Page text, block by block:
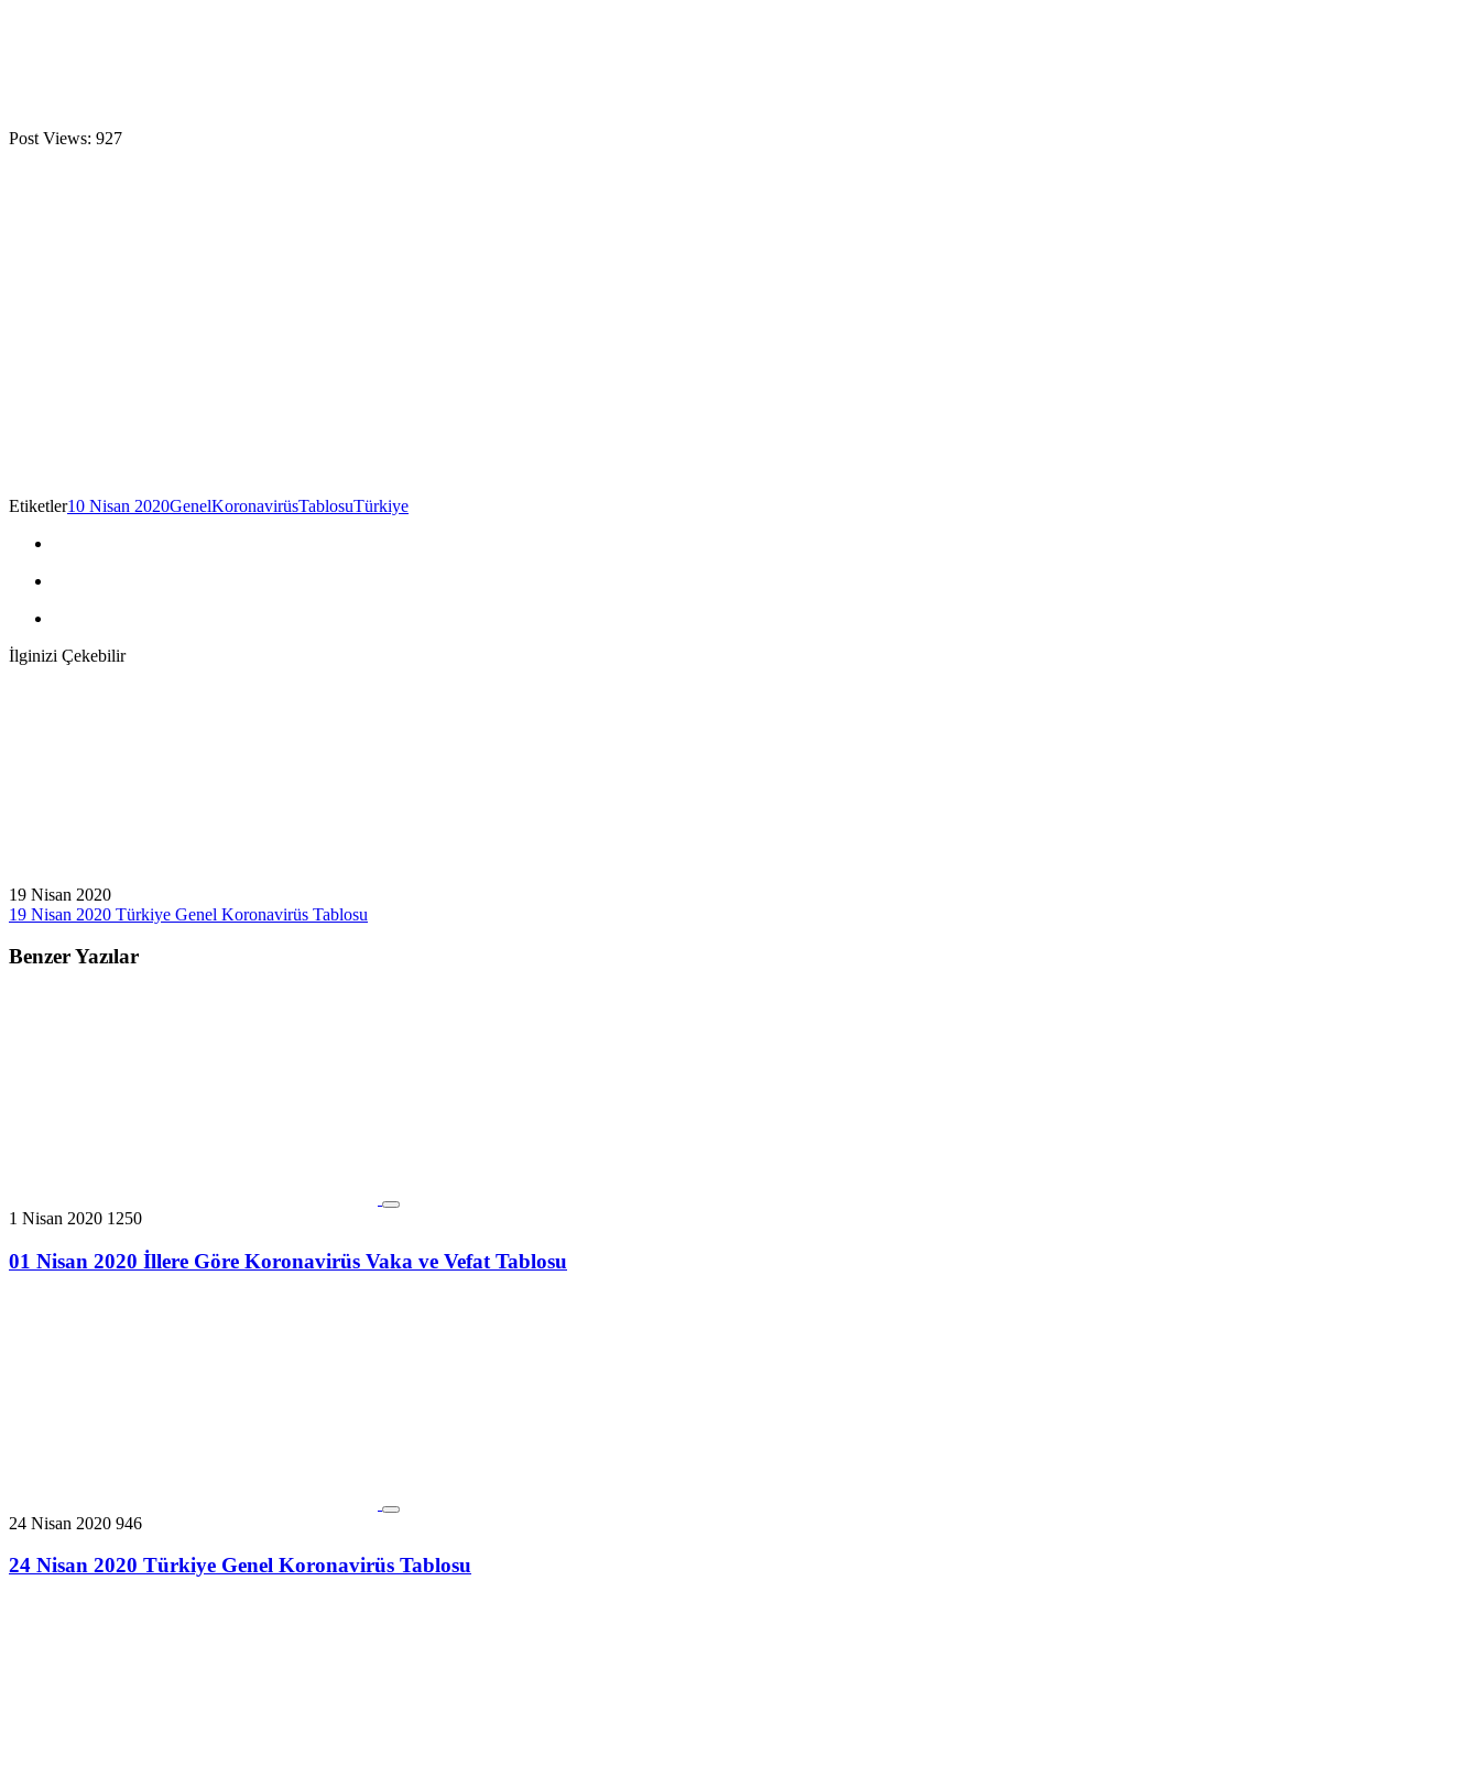
Post Views: 927
Etiketler10 Nisan 2020GenelKoronavirüsTablosuTürkiye
İlginizi Çekebilir
19 Nisan 2020
19 Nisan 2020 Türkiye Genel Koronavirüs Tablosu
Benzer Yazılar
1 Nisan 2020 1250
01 Nisan 2020 İllere Göre Koronavirüs Vaka ve Vefat Tablosu
24 Nisan 2020 946
24 Nisan 2020 Türkiye Genel Koronavirüs Tablosu